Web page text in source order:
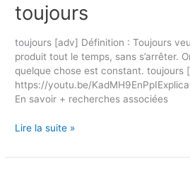
toujours
toujours [adv] Définition : Toujours
produit tout le temps, sans s’arrêter.
quelque chose est constant. toujours
https://youtu.be/
En savoir + recherches associées
toujours
Lire la suite »